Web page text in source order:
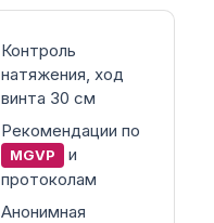
Контроль
натяжения, ход
винта 30 см
Рекомендации по
MGVP
и
протоколам
Анонимная